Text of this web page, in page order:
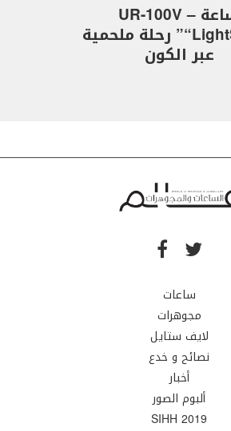
ساعة UR-100V –
“LightSpeed” رحلة ملحمية
عبر الكون
ساعات
مجوهرات
لايف ستايل
نصائح و خدع
أخبار
ألبوم الصور
SIHH 2019